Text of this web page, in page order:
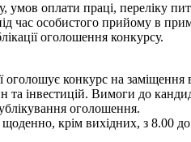
оплати праці, переліку
час особистого прийому в
оголошення конкурсу.
конкурс на
інвестицій. Вимоги до
оголошення.
щоденно, крім вихідних, з 8.00